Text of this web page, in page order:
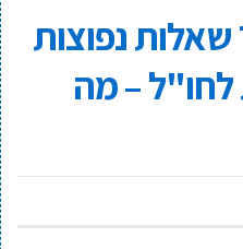
מדריך מומחים: 7 שאלות נפוצות
לחו"ל – מה